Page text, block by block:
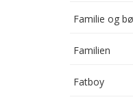
Familie og
Familien
Fatboy